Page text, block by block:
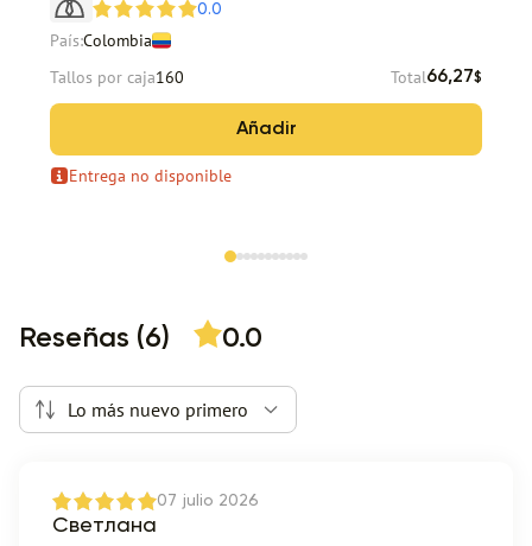
0.0
País:Colombia
Tallos por caja160 Total66,27$
Añadir
Entrega no disponible
Reseñas (6) 0.0
Lo más nuevo primero
07 julio 2026
Светлана